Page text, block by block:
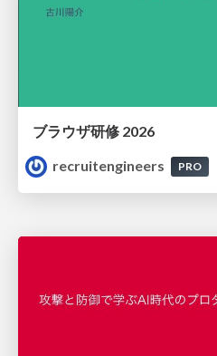
ブラウザ研修 2026
recruitengineers
PRO